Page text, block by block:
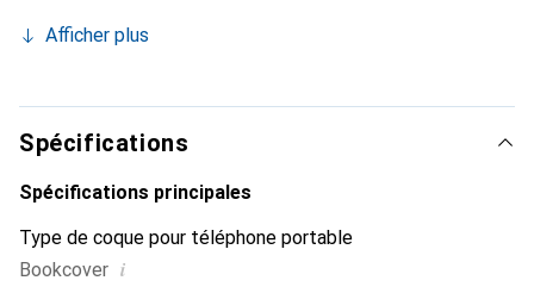
Elle devient l'accessoire chic et indispensable pour votre
produits de haute qualité, la marque Noreve est un choix
fiable pour une clientèle exigeante.
Afficher plus
Spécifications
Spécifications principales
Type de coque pour téléphone portable
Bookcover i